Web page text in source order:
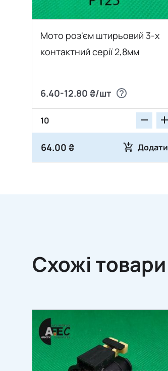
Мото роз'єм штирьовий 3-х
контактний серії 2,8мм
6.40-12.80 ₴/шт
64.00 ₴ Додати
Схожі товари